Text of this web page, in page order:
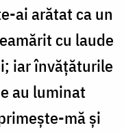
ai arătat ca un
cu laude
iar învățăturile
au luminat
mă și